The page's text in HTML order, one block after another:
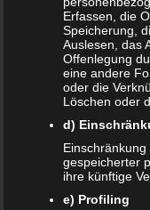
Babyhaut schützen:
NEUE KOMMENTARE
Frank Zimmermann
Kristin Rudolphzu
zu
zuBRIO
Erfassen, die
Speicherung,
Auslesen, das
Offenlegung
eine andere
oder die
Löschen oder
d)
gespeicherter
ihre künftige
e) Profiling